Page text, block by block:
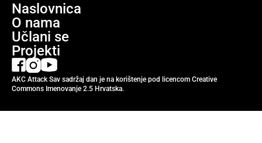
Naslovnica
O nama
Učlani se
Projekti
AKC Attack Sav sadržaj dan je na korištenje pod licencom Creative
Commons Imenovanje 2.5 Hrvatska.